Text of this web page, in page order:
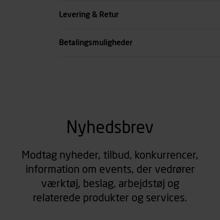
Levering & Retur
Betalingsmuligheder
Nyhedsbrev
Modtag nyheder, tilbud, konkurrencer,
information om events, der vedrører
værktøj, beslag, arbejdstøj og
relaterede produkter og services.